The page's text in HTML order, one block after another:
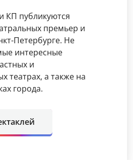
КП публикуются
премьер и
Петербурге. Не
интересные
и
театрах, а также на
города.